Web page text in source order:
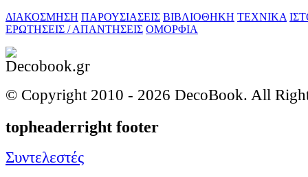
ΔΙΑΚΟΣΜΗΣΗ ΠΑΡΟΥΣΙΑΣΕΙΣ ΒΙΒΛΙΟΘΗΚΗ ΤΕΧΝΙΚΑ
ΕΡΩΤΗΣΕΙΣ / ΑΠΑΝΤΗΣΕΙΣ ΟΜΟΡΦΙΑ
© Copyright 2010 - 2026 DecoBook. All
topheaderright footer
Συντελεστές